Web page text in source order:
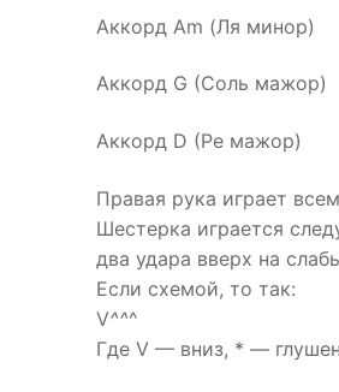
Аккорд Am (Ля минор)
Аккорд G (Соль мажор)
Аккорд D (Ре мажор)
Правая рука играет
Шестерка играется
два удара вверх на
Если схемой, то так:
V^^^
Где V — вниз, * —